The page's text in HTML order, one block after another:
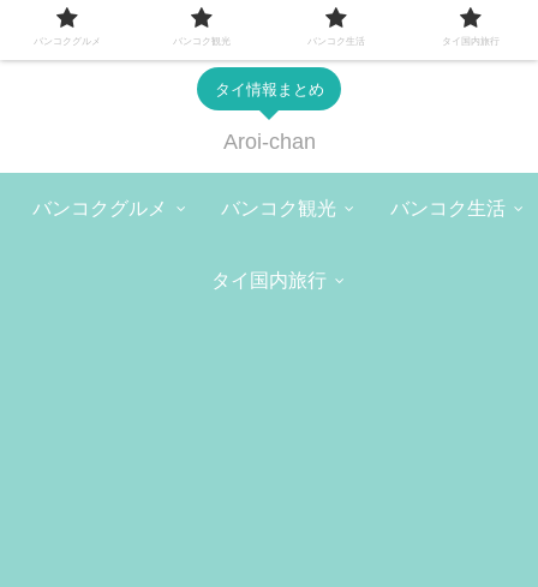
タイ情報まとめ
Aroi-chan
バンコクグルメ バンコク観光 バンコク生活
タイ国内旅行
バンコクグルメ バンコク観光 バンコク生活 タイ国内旅行